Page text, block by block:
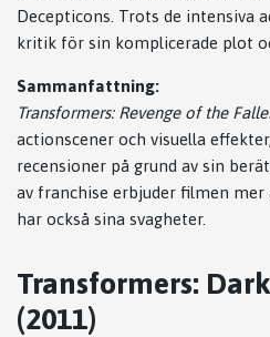
Decepticons. Trots de intensiva
kritik för sin komplicerade plot
Sammanfattning:
Transformers: Revenge of the
actionscener och visuella
recensioner på grund av sin
av franchise erbjuder filmen mer
har också sina svagheter.
Transformers:
(2011)